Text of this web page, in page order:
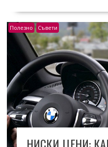
Полезно Съвети
НИСКИ ЦЕНИ: